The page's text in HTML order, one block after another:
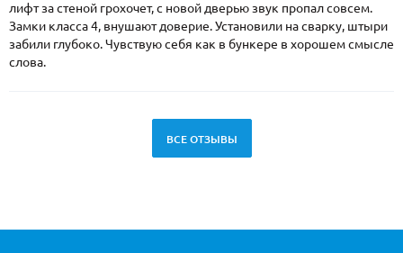
лифт за стеной грохочет, с новой дверью звук пропал совсем.
Замки класса 4, внушают доверие. Установили на сварку, штыри
забили глубоко. Чувствую себя как в бункере в хорошем смысле
слова.
ВСЕ ОТЗЫВЫ